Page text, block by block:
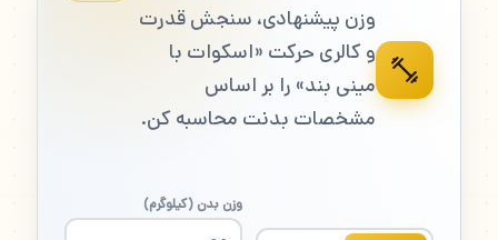
وزن پیشنهادی، سنجش قدرت
و کالری حرکت «اسکوات با
مینی بند» را بر اساس
مشخصات بدنت محاسبه کن.
وزن بدن (کیلوگرم)